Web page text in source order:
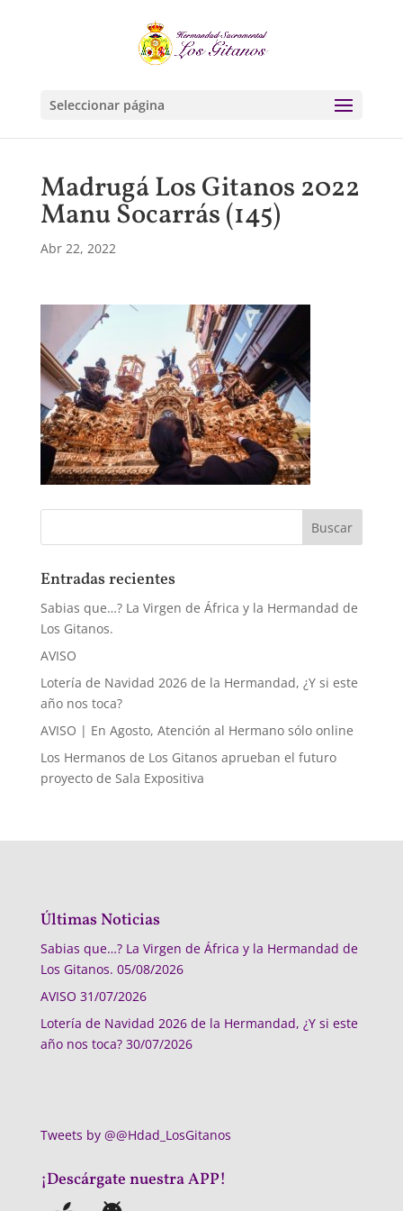
Seleccionar página
Madrugá Los Gitanos 2022
Manu Socarrás (145)
Abr 22, 2022
Entradas recientes
Sabias que…? La Virgen de África y la Hermandad de
Los Gitanos.
AVISO
Lotería de Navidad 2026 de la Hermandad, ¿Y si este
año nos toca?
AVISO | En Agosto, Atención al Hermano sólo online
Los Hermanos de Los Gitanos aprueban el futuro
proyecto de Sala Expositiva
Últimas Noticias
Sabias que…? La Virgen de África y la Hermandad de
Los Gitanos. 05/08/2026
AVISO 31/07/2026
Lotería de Navidad 2026 de la Hermandad, ¿Y si este
año nos toca? 30/07/2026
Tweets by @@Hdad_LosGitanos
¡Descárgate nuestra APP!